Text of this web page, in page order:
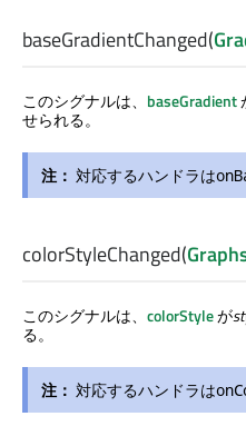
baseGradientChanged(
このシグナルは、 baseGradient
せられる。
注： 対応するハンドラは
colorStyleChanged(
このシグナルは、 colorStyleが
る。
注： 対応するハンドラは